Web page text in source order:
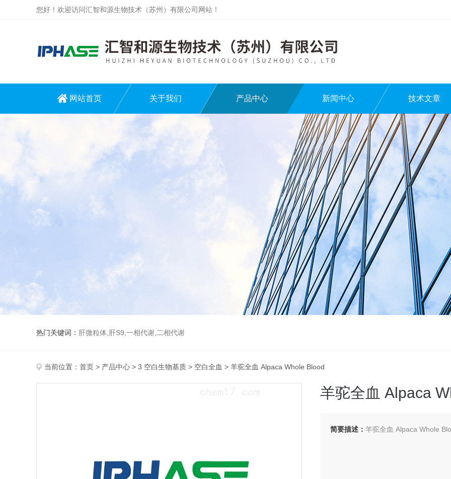
您好！欢迎访问汇智和源生物技术（苏州）有限公司网站！
网站首页 关于我们 产品中心 新闻中心 技术文章
热门关键词： 肝微粒体,肝S9,一相代谢,二相代谢
当前位置： 首页 > 产品中心 > 3 空白生物基质 > 空白全血 > 羊驼全血 Alpaca Whole Blood
羊驼全血 Alpaca
简要描述： 羊驼全血 Alpaca Whole